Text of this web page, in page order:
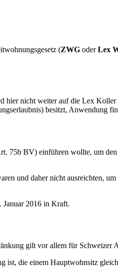
(ZWG oderLex
hier nicht weiter auf die Lex
besitzt, Anwendung
75b BV) einführen wollte, um
und daher nicht ausreichten,
Januar 2016 in Kraft.
gilt vor allem für Schweizer
ist, die einem Hauptwohnsitz